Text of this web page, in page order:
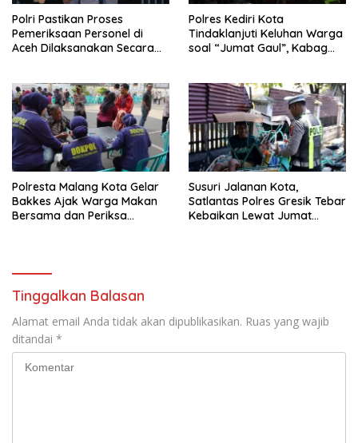
Polri Pastikan Proses
Pemeriksaan Personel di
Aceh Dilaksanakan Secara
Polres Kediri Kota
Tindaklanjuti Keluhan Warga
soal “Jumat Gaul”, Kabag
Ketenteraman Masyarakat
Polresta Malang Kota Gelar
Bakkes Ajak Warga Makan
Bersama dan Periksa
Susuri Jalanan Kota,
Satlantas Polres Gresik Tebar
Kebaikan Lewat Jumat
Tinggalkan Balasan
Alamat email Anda tidak akan dipublikasikan. Ruas yang wajib
ditandai *